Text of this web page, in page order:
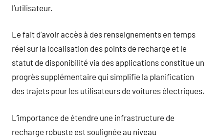
l’utilisateur.
Le fait d’avoir accès à des renseignements en temps
réel sur la localisation des points de recharge et le
statut de disponibilité via des applications constitue un
progrès supplémentaire qui simplifie la planification
des trajets pour les utilisateurs de voitures électriques.
L’importance de étendre une infrastructure de
recharge robuste est soulignée au niveau